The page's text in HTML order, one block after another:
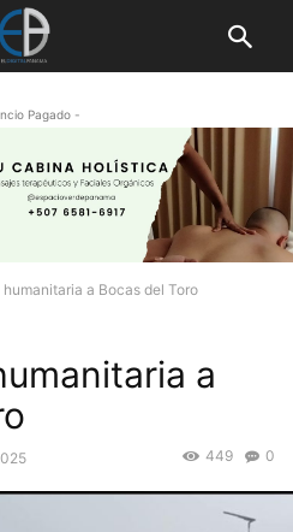
Pagado -
a Bocas del Toro
a
0
449